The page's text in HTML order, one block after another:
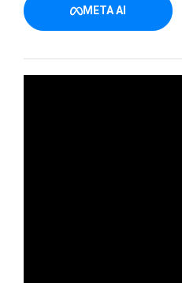
META AI